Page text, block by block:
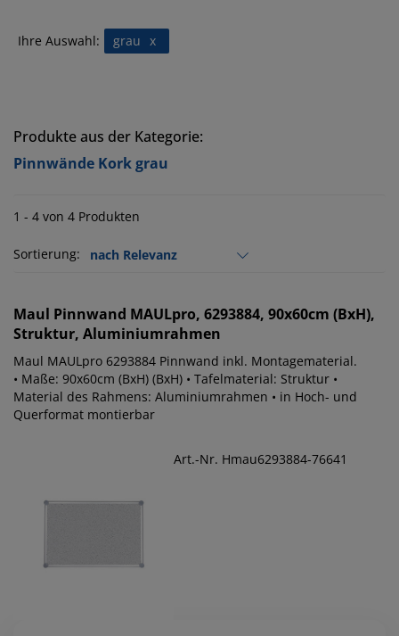
Ihre Auswahl: x
grau
Produkte aus der Kategorie:
Pinnwände Kork grau
1 - 4 von 4 Produkten
Sortierung:
Maul Pinnwand MAULpro, 6293884, 90x60cm (BxH),
Struktur, Aluminiumrahmen
Maul MAULpro 6293884 Pinnwand inkl. Montagematerial.
• Maße: 90x60cm (BxH) (BxH) • Tafelmaterial: Struktur •
Material des Rahmens: Aluminiumrahmen • in Hoch- und
Querformat montierbar
Art.-Nr. Hmau6293884-76641